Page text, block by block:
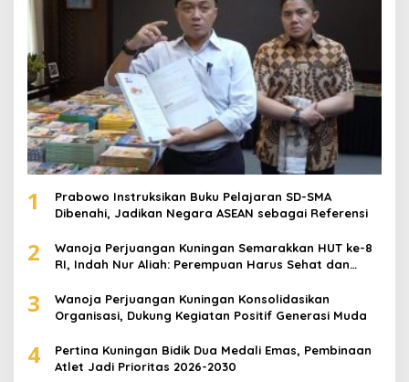
1
Prabowo Instruksikan Buku Pelajaran SD-SMA
Dibenahi, Jadikan Negara ASEAN sebagai Referensi
2
Wanoja Perjuangan Kuningan Semarakkan HUT ke-8
RI, Indah Nur Aliah: Perempuan Harus Sehat dan
3
Wanoja Perjuangan Kuningan Konsolidasikan
Organisasi, Dukung Kegiatan Positif Generasi Muda
4
Pertina Kuningan Bidik Dua Medali Emas, Pembinaan
Atlet Jadi Prioritas 2026-2030